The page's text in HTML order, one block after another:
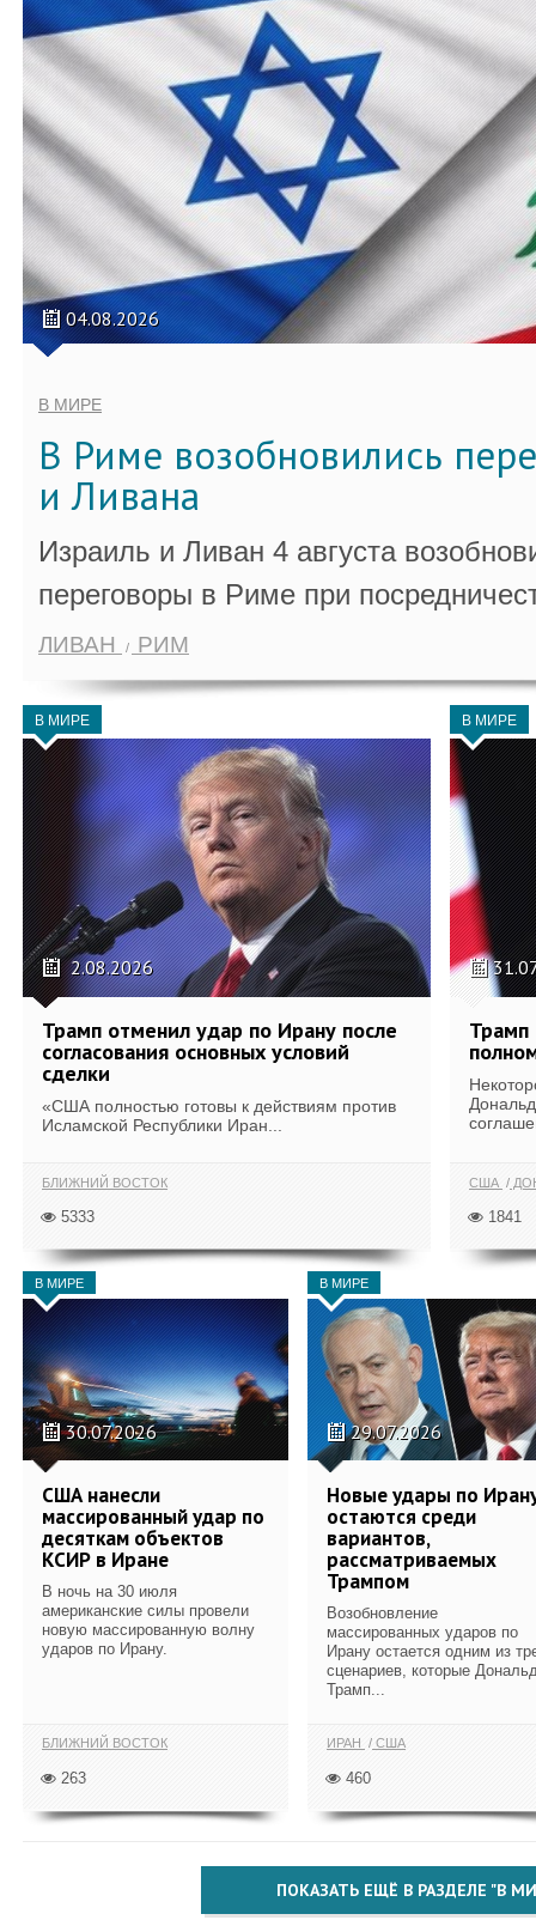
04.08.2026
В МИРЕ
В Риме возобновились
и Ливана
Израиль и Ливан 4 августа
переговоры в Риме при
ЛИВАН РИМ
В МИРЕ
2.08.2026
Трамп отменил удар по Ирану после
согласования основных условий
сделки
«США полностью готовы к действиям против
Исламской Республики Иран...
БЛИЖНИЙ ВОСТОК
5333
В МИРЕ
Трамп
США
1841
В МИРЕ
30.07.2026
США нанесли
массированный удар по
десяткам объектов
КСИР в Иране
В ночь на 30 июля
американские силы провели
новую массированную волну
ударов по Ирану.
БЛИЖНИЙ ВОСТОК
263
В МИРЕ
29.07.2026
Новые удары по
остаются среди
вариантов,
рассматриваемых
Трампом
Возобновление
массированных ударов по
Ирану остается одним из
сценариев, которые
Трамп...
ИРАН США
460
ПОКАЗАТЬ ЕЩЁ В РАЗДЕЛЕ "В